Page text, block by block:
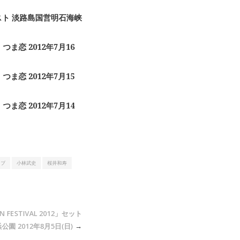
淡路島国営明石海峡
ま恋 2012年7月16
ま恋 2012年7月15
ま恋 2012年7月14
小林武史 桜井和寿
FESTIVAL 2012」セット
園 2012年8月5日(日)